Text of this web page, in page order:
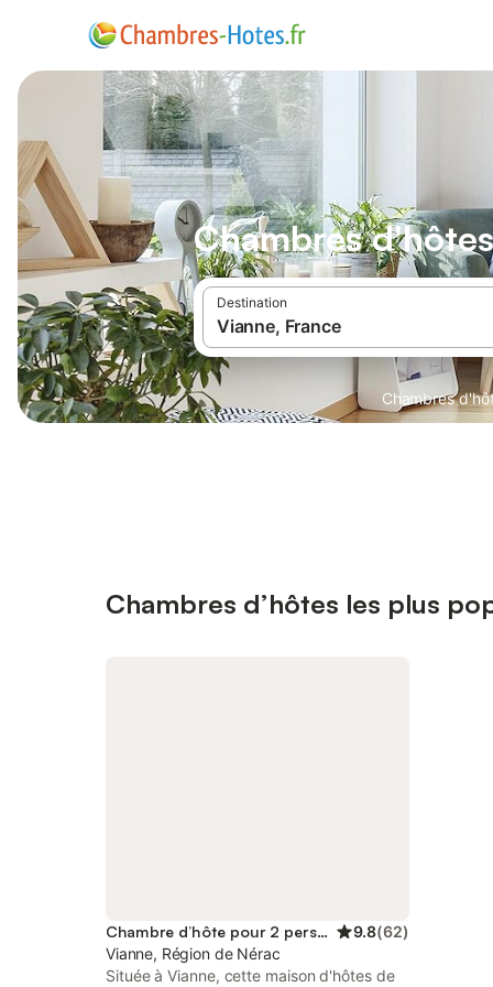
Chambres
Destination
Chambres
Chambres d’hôtes les plus
Chambre d’hôte pour 2 personnes 9.8(62)
Vianne, Région de Nérac
Située à Vianne, cette maison d'hôtes de